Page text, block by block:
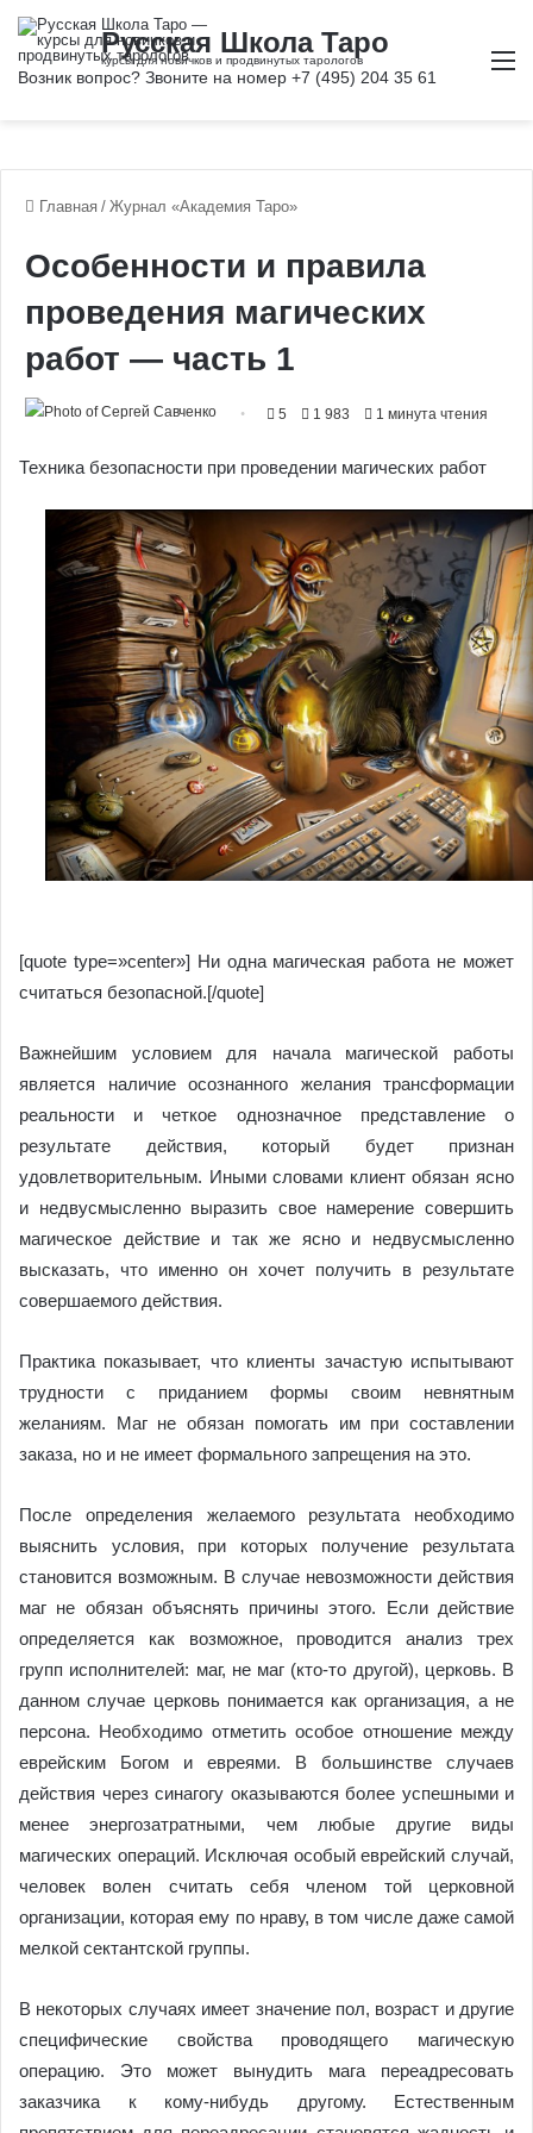
Главная / Журнал «Академия Таро»
Особенности и правила
проведения магических
работ — часть 1
5 1 983 1 минута чтения
Техника безопасности при проведении магических работ
[quote type=»center»] Ни одна магическая работа не может
считаться безопасной.[/quote]
Важнейшим условием для начала магической работы
является наличие осознанного желания трансформации
реальности и четкое однозначное представление о
результате действия, который будет признан
удовлетворительным. Иными словами клиент обязан ясно
и недвусмысленно выразить свое намерение совершить
магическое действие и так же ясно и недвусмысленно
высказать, что именно он хочет получить в результате
совершаемого действия.
Практика показывает, что клиенты зачастую испытывают
трудности с приданием формы своим невнятным
желаниям. Маг не обязан помогать им при составлении
заказа, но и не имеет формального запрещения на это.
После определения желаемого результата необходимо
выяснить условия, при которых получение результата
становится возможным. В случае невозможности действия
маг не обязан объяснять причины этого. Если действие
определяется как возможное, проводится анализ трех
групп исполнителей: маг, не маг (кто-то другой), церковь. В
данном случае церковь понимается как организация, а не
персона. Необходимо отметить особое отношение между
еврейским Богом и евреями. В большинстве случаев
действия через синагогу оказываются более успешными и
менее энергозатратными, чем любые другие виды
магических операций. Исключая особый еврейский случай,
человек волен считать себя членом той церковной
организации, которая ему по нраву, в том числе даже самой
мелкой сектантской группы.
В некоторых случаях имеет значение пол, возраст и другие
специфические свойства проводящего магическую
операцию. Это может вынудить мага переадресовать
заказчика к кому-нибудь другому. Естественным